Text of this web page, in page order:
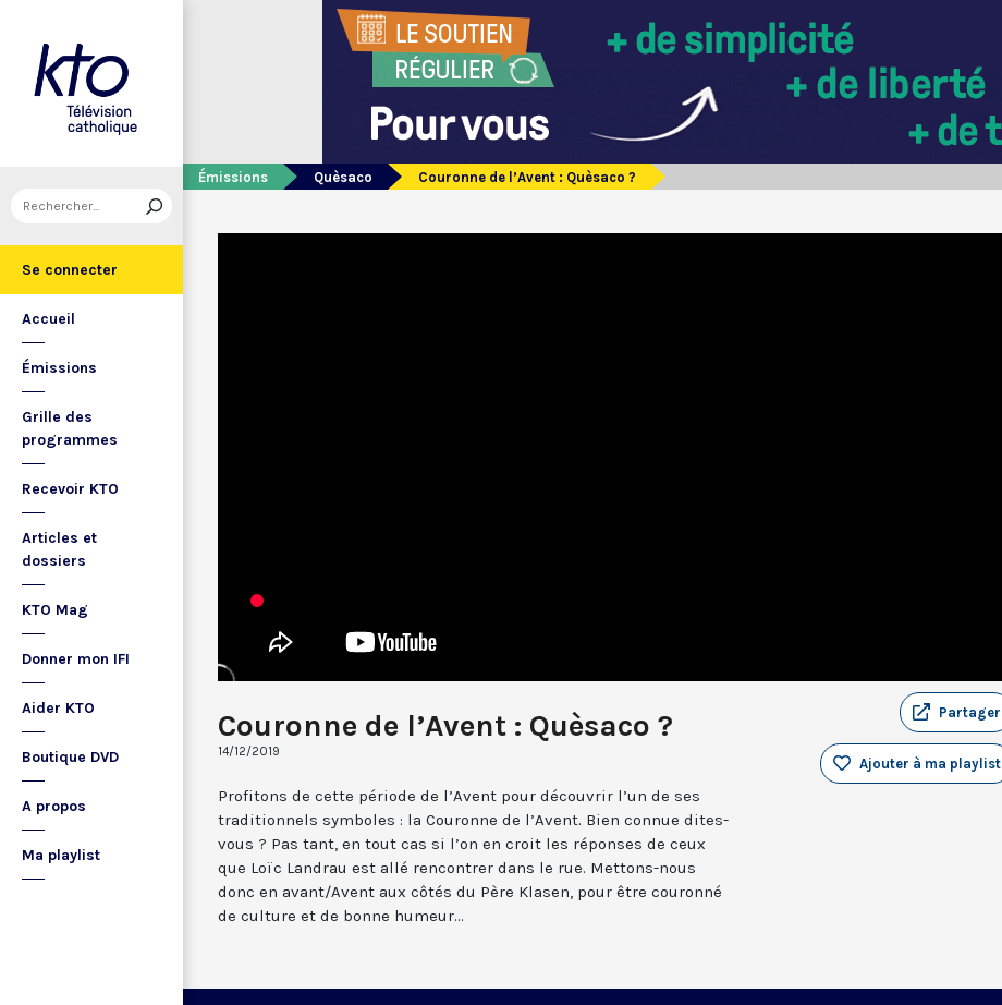
Se connecter
Accueil
Émissions
Grille des
programmes
Recevoir KTO
Articles et
dossiers
KTO Mag
Donner mon IFI
Aider KTO
Boutique DVD
A propos
Ma playlist
Émissions Quèsaco Couronne de l’Avent : Quèsaco ?
Couronne de l’Avent : Quèsaco ?
14/12/2019
Partager
Ajouter à ma playlist
Profitons de cette période de l’Avent pour découvrir l’un de ses
traditionnels symboles : la Couronne de l’Avent. Bien connue dites-
vous ? Pas tant, en tout cas si l’on en croit les réponses de ceux
que Loïc Landrau est allé rencontrer dans le rue. Mettons-nous
donc en avant/Avent aux côtés du Père Klasen, pour être couronné
de culture et de bonne humeur...